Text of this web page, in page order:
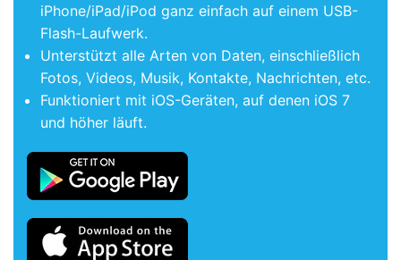
iPhone/iPad/iPod ganz einfach auf einem USB-
Flash-Laufwerk.
Unterstützt alle Arten von Daten, einschließlich
Fotos, Videos, Musik, Kontakte, Nachrichten, etc.
Funktioniert mit iOS-Geräten, auf denen iOS 7
und höher läuft.